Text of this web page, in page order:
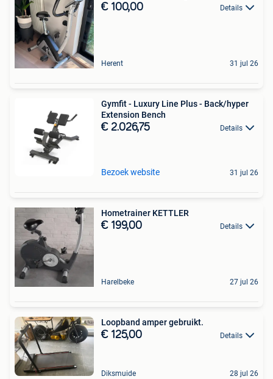
€ 100,00 Details
Herent 31 jul 26
Gymfit - Luxury Line Plus - Back/hyper
Extension Bench
€ 2.026,75 Details
Bezoek website 31 jul 26
Hometrainer KETTLER
€ 199,00 Details
Harelbeke 27 jul 26
Loopband amper gebruikt.
€ 125,00 Details
Diksmuide 28 jul 26